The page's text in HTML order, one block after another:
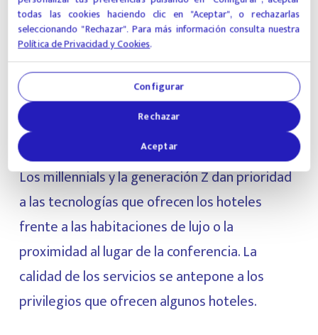
¿Qué diferencia a los nuevos
viajeros de negocios?
Como ya se ha dicho, las nuevas generaciones
están entrando en el mundo profesional, y eso
incluye los viajes de negocios. Qué buscan
cuando se trata de viajes de empresa?
Los millennials y la generación Z dan prioridad
a las tecnologías que ofrecen los hoteles
frente a las habitaciones de lujo o la
proximidad al lugar de la conferencia. La
calidad de los servicios se antepone a los
privilegios que ofrecen algunos hoteles.
todas las cookies haciendo clic en "Aceptar", o rechazarlas
seleccionando "Rechazar". Para más información consulta nuestra
Política de Privacidad y Cookies.
Configurar
Rechazar
Aceptar